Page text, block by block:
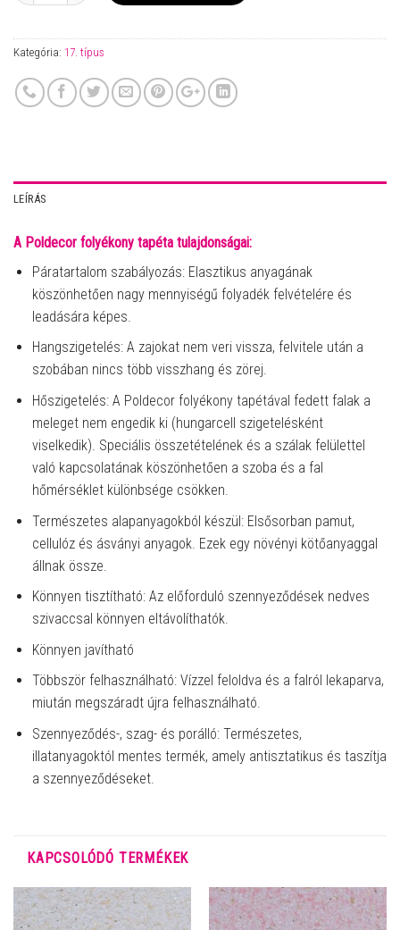
Kategória: 17. típus
LEÍRÁS
A Poldecor folyékony tapéta tulajdonságai:
Páratartalom szabályozás: Elasztikus anyagának
köszönhetően nagy mennyiségű folyadék felvételére és
leadására képes.
Hangszigetelés: A zajokat nem veri vissza, felvitele után a
szobában nincs több visszhang és zörej.
Hőszigetelés: A Poldecor folyékony tapétával fedett falak a
meleget nem engedik ki (hungarcell szigetelésként
viselkedik). Speciális összetételének és a szálak felülettel
való kapcsolatának köszönhetően a szoba és a fal
hőmérséklet különbsége csökken.
Természetes alapanyagokból készül: Elsősorban pamut,
cellulóz és ásványi anyagok. Ezek egy növényi kötőanyaggal
állnak össze.
Könnyen tisztítható: Az előforduló szennyeződések nedves
szivaccsal könnyen eltávolíthatók.
Könnyen javítható
Többször felhasználható: Vízzel feloldva és a falról lekaparva,
miután megszáradt újra felhasználható.
Szennyeződés-, szag- és porálló: Természetes,
illatanyagoktól mentes termék, amely antisztatikus és taszítja
a szennyeződéseket.
KAPCSOLÓDÓ TERMÉKEK